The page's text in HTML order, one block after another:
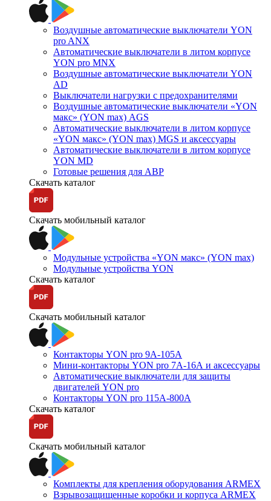
Воздушные автоматические выключатели YON
pro ANX
Автоматические выключатели в литом корпусе
YON pro MNX
Воздушные автоматические выключатели YON
AD
Выключатели нагрузки с предохранителями
Воздушные автоматические выключатели «YON
макс» (YON max) AGS
Автоматические выключатели в литом корпусе
«YON макс» (YON max) MGS и аксессуары
Автоматические выключатели в литом корпусе
YON MD
Готовые решения для АВР
Скачать каталог
Скачать мобильный каталог
Модульные устройства «YON макс» (YON max)
Модульные устройства YON
Скачать каталог
Скачать мобильный каталог
Контакторы YON pro 9А-105А
Мини-контакторы YON pro 7А-16А и аксессуары
Автоматические выключатели для защиты
двигателей YON pro
Контакторы YON pro 115А-800А
Скачать каталог
Скачать мобильный каталог
Комплекты для крепления оборудования ARMEX
Взрывозащищенные коробки и корпуса ARMEX